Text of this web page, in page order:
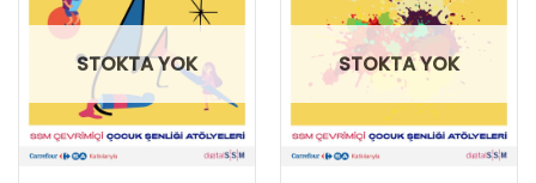
STOKTA YOK STOKTA YOK